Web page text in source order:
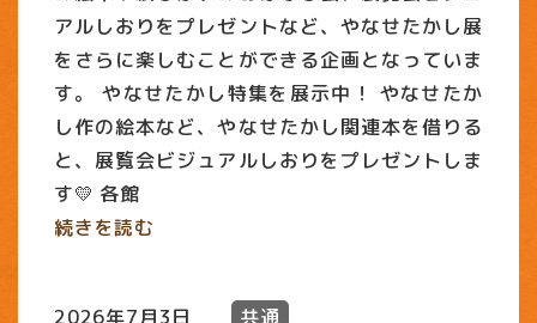
アルしおりをプレゼントなど、やなせたかし展
をさらに楽しむことができる企画となっていま
す。 やなせたかし特集を展示中！ やなせたか
し作の絵本など、やなせたかし関連本を借りる
と、展覧会ビジュアルしおりをプレゼントしま
す💛 各館
続きを読む
2026年7月3日 共通